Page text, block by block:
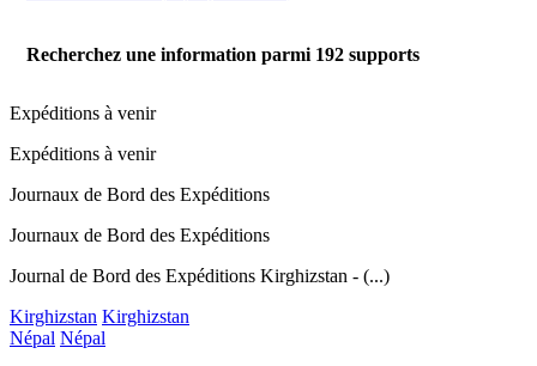
Recherchez une information parmi 192 supports
Expéditions à venir
Expéditions à venir
Journaux de Bord des Expéditions
Journaux de Bord des Expéditions
Journal de Bord des Expéditions Kirghizstan - (...)
Kirghizstan Kirghizstan
Népal Népal